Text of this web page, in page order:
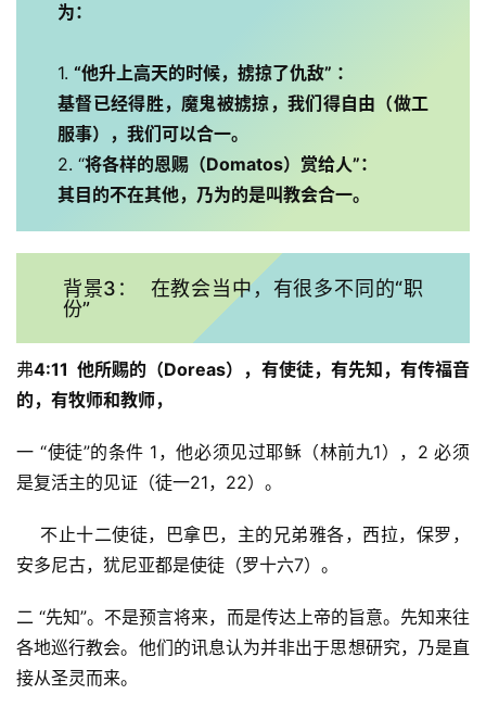
为：
1. “他升上高天的时候，掳掠了仇敌” ：
基督已经得胜，魔鬼被掳掠，我们得自由（做工
服事），我们可以合一。
2. “将各样的恩赐（Domatos）赏给人”：
其目的不在其他，乃为的是叫教会合一。
背景3： 在教会当中，有很多不同的“职
份”
弗4:11  他所赐的（Doreas），有使徒，有先知，有传福音
的，有牧师和教师，
一 “使徒”的条件 1，他必须见过耶稣（林前九1），2 必须
是复活主的见证（徒一21，22）。
不止十二使徒，巴拿巴，主的兄弟雅各，西拉，保罗，
安多尼古，犹尼亚都是使徒（罗十六7）。
二 “先知”。不是预言将来，而是传达上帝的旨意。先知来往
各地巡行教会。他们的讯息认为并非出于思想研究，乃是直
接从圣灵而来。